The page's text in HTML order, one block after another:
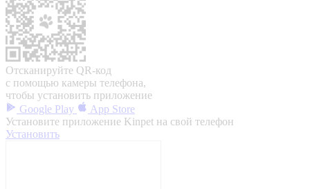
Отсканируйте QR-код
с помощью камеры телефона,
чтобы установить приложение
Google Play
App Store
Установите приложение Kinpet на свой телефон
Установить